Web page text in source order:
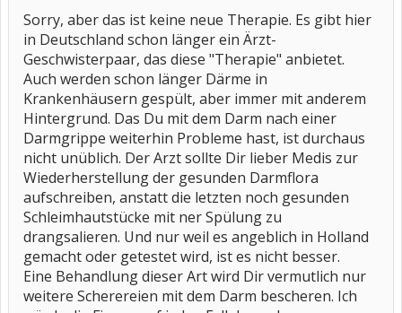
Sorry, aber das ist keine neue Therapie. Es gibt hier
in Deutschland schon länger ein Ärzt-
Geschwisterpaar, das diese "Therapie" anbietet.
Auch werden schon länger Därme in
Krankenhäusern gespült, aber immer mit anderem
Hintergrund. Das Du mit dem Darm nach einer
Darmgrippe weiterhin Probleme hast, ist durchaus
nicht unüblich. Der Arzt sollte Dir lieber Medis zur
Wiederherstellung der gesunden Darmflora
aufschreiben, anstatt die letzten noch gesunden
Schleimhautstücke mit ner Spülung zu
drangsalieren. Und nur weil es angeblich in Holland
gemacht oder getestet wird, ist es nicht besser.
Eine Behandlung dieser Art wird Dir vermutlich nur
weitere Scherereien mit dem Darm bescheren. Ich